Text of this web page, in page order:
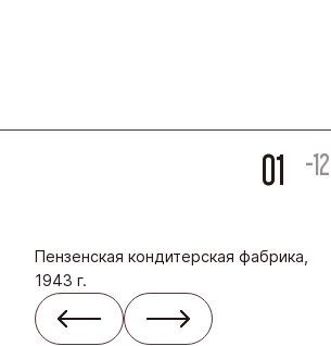
01 -12
Пензенская кондитерская фабрика,
1943 г.